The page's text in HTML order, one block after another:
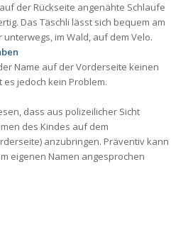
der Rückseite angenähte Schlaufe
Das Täschli lässt sich bequem am
im Wald, auf dem Velo.
Name auf der Vorderseite keinen
es jedoch kein Problem.
dass aus polizeilicher Sicht
des Kindes auf dem
anzubringen. Präventiv kann
eigenen Namen angesprochen